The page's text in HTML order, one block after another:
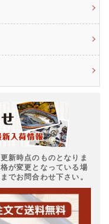
新時点のものとなりま
が変更となっている場
でお問合わせ下さい。